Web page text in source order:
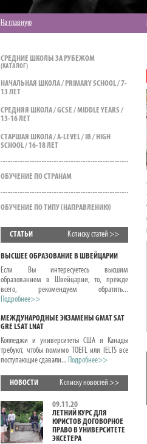
На главную
СРЕДНИЕ ШКОЛЫ ЗА РУБЕЖОМ
НАЧАЛЬНАЯ ШКОЛА / PRIMARY SCHOOL / 7-
13 ЛЕТ
СРЕДНЯЯ ШКОЛА / GCSE / MIDDLE YEARS /
13-16 ЛЕТ
СТАРШАЯ ШКОЛА / A-LEVEL / IB / HIGH
SCHOOL / 16-18 ЛЕТ
ОБУЧЕНИЕ ПО СТРАНАМ
ОБУЧЕНИЕ ПО ТИПУ (НАПРАВЛЕНИЮ)
СТАТЬИ К списку статей >>
ВЫСШЕЕ ОБРАЗОВАНИЕ В ШВЕЙЦАРИИ
Если Вы интересуетесь высшим
образованием в Швейцарии, то, прежде
всего, рекомендуем обратить...
Подробнее>>
МЕЖДУНАРОДНЫЕ ЭКЗАМЕНЫ GMAT SAT
GRE LSAT LNAT
Колледжи и университеты США и Канады
требуют, чтобы помимо TOEFL или IELTS все
поступающие сдавали... Подробнее>>
НОВОСТИ К списку новостей >>
09.11.20
ЛЕТНИЙ КУРС ДЛЯ
ЮРИСТОВ ДОГОВОРНОЕ
ПРАВО В УНИВЕРСИТЕТЕ
ЭКСЕТЕРА